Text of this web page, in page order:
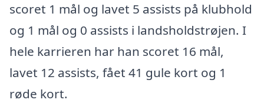
scoret 1 mål og lavet 5 assists på klubhold
og 1 mål og 0 assists i landsholdstrøjen. I
hele karrieren har han scoret 16 mål,
lavet 12 assists, fået 41 gule kort og 1
røde kort.